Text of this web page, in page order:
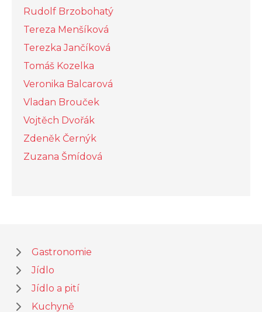
Rudolf Brzobohatý
Tereza Menšíková
Terezka Jančíková
Tomáš Kozelka
Veronika Balcarová
Vladan Brouček
Vojtěch Dvořák
Zdeněk Černýk
Zuzana Šmídová
Gastronomie
Jídlo
Jídlo a pití
Kuchyně